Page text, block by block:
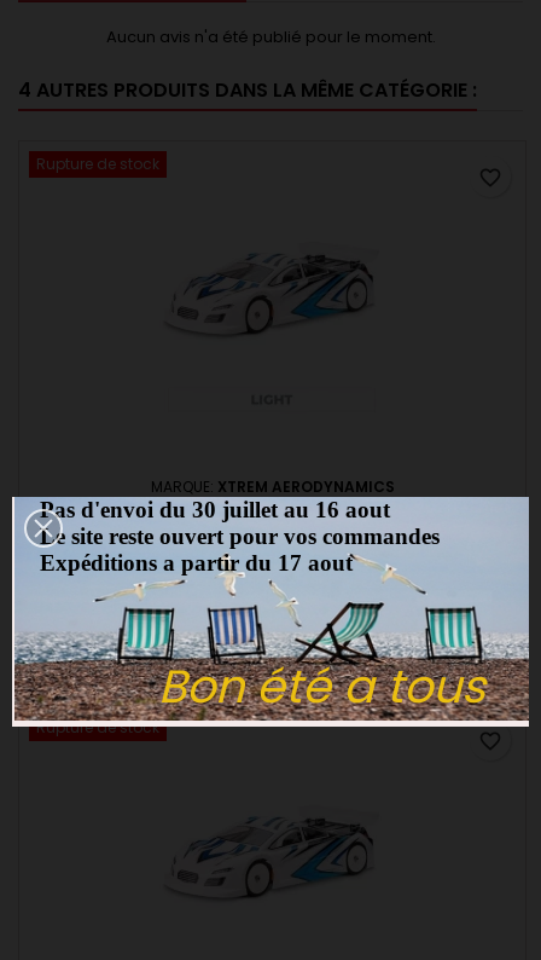
Aucun avis n'a été publié pour le moment.
4 AUTRES PRODUITS DANS LA MÊME CATÉGORIE :
Rupture de stock
MARQUE: XTREM AERODYNAMICS
XTREME TWISTER 1:10 TOURING CARROSSERIE (190MM)
0,5MM - MTB0413-L
(0)
Carrosserie 1/10 Twister EP - Light MTB0413-L
28,00 €
 Ajouter au panier
favorite_border
Rupture de stock
favorite_border
Bon été a tous
Pas d'envoi du 30 juillet au 16 aout
Le site reste ouvert pour vos commandes
Expéditions a partir du 17 aout